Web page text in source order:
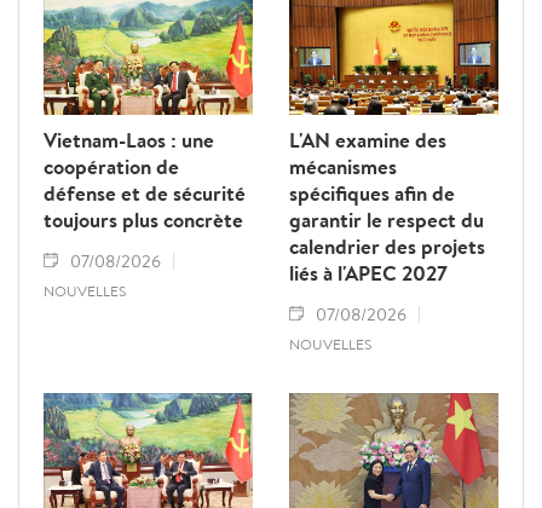
Vietnam-Laos : une
coopération de
défense et de sécurité
toujours plus concrète
07/08/2026
NOUVELLES
L'AN examine des
mécanismes
spécifiques afin de
garantir le respect du
calendrier des projets
liés à l'APEC 2027
07/08/2026
NOUVELLES